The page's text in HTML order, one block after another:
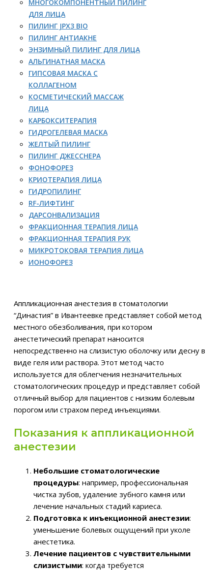
МНОГОКОМПОНЕНТНЫЙ ПИЛИНГ
ДЛЯ ЛИЦА
ПИЛИНГ JPX3 BIO
ПИЛИНГ АНТИАКНЕ
ЭНЗИМНЫЙ ПИЛИНГ ДЛЯ ЛИЦА
АЛЬГИНАТНАЯ МАСКА
ГИПСОВАЯ МАСКА С
КОЛЛАГЕНОМ
КОСМЕТИЧЕСКИЙ МАССАЖ
ЛИЦА
КАРБОКСИТЕРАПИЯ
ГИДРОГЕЛЕВАЯ МАСКА
ЖЕЛТЫЙ ПИЛИНГ
ПИЛИНГ ДЖЕССНЕРА
ФОНОФОРЕЗ
КРИОТЕРАПИЯ ЛИЦА
ГИДРОПИЛИНГ
RF-ЛИФТИНГ
ДАРСОНВАЛИЗАЦИЯ
ФРАКЦИОННАЯ ТЕРАПИЯ ЛИЦА
ФРАКЦИОННАЯ ТЕРАПИЯ РУК
МИКРОТОКОВАЯ ТЕРАПИЯ ЛИЦА
ИОНОФОРЕЗ
Аппликационная анестезия в стоматологии
“Династия” в Ивантеевке представляет собой метод
местного обезболивания, при котором
анестетический препарат наносится
непосредственно на слизистую оболочку или десну в
виде геля или раствора. Этот метод часто
используется для облегчения незначительных
стоматологических процедур и представляет собой
отличный выбор для пациентов с низким болевым
порогом или страхом перед инъекциями.
Показания к аппликационной
анестезии
Небольшие стоматологические
процедуры: например, профессиональная
чистка зубов, удаление зубного камня или
лечение начальных стадий кариеса.
Подготовка к инъекционной анестезии:
уменьшение болевых ощущений при уколе
анестетика.
Лечение пациентов с чувствительными
слизистыми: когда требуется